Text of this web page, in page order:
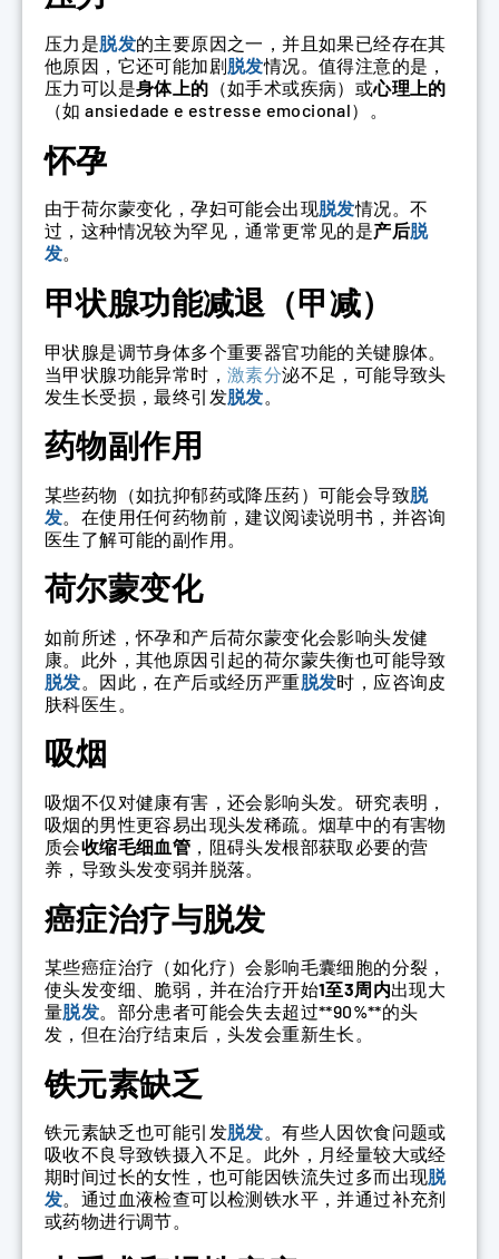
压力是脱发的主要原因之一，并且如果已经存在其
他原因，它还可能加剧脱发情况。值得注意的是，
压力可以是身体上的 （如手术或疾病）或心理上的
（如 ansiedade e estresse emocional）。
怀孕
由于荷尔蒙变化，孕妇可能会出现脱发情况。不
过，这种情况较为罕见，通常更常见的是产后脱
发。
甲状腺功能减退（甲减）
甲状腺是调节身体多个重要器官功能的关键腺体。
当甲状腺功能异常时， 激素分泌不足，可能导致头
发生长受损，最终引发脱发
药物副作用
某些药物（如抗抑郁药或降压药）可能会导致脱
发 。在使用任何药物前，建议阅读说明书，并咨询
医生了解可能的副作用。
荷尔蒙变化
如前所述，怀孕和产后荷尔蒙变化会影响头发健
康。此外，其他原因引起的荷尔蒙失衡也可能导致
脱发。因此，在产后或经历严重脱发时，应咨询皮
肤科医生。
吸烟
吸烟不仅对健康有害，还会影响头发。研究表明，
吸烟的男性更容易出现头发稀疏。烟草中的有害物
质会收缩毛细血管 ，阻碍头发根部获取必要的营
养，导致头发变弱并脱落。
癌症治疗与脱发
某些癌症治疗（如化疗）会影响毛囊细胞的分裂，
使头发变细、脆弱，并在治疗开始1至3周内出现大
量脱发。部分患者可能会失去超过**90%**的头
发，但在治疗结束后，头发会重新生长。
铁元素缺乏
铁元素缺乏也可能引发脱发。有些人因饮食问题或
吸收不良导致铁摄入不足。此外，月经量较大或经
期时间过长的女性，也可能因铁流失过多而出现脱
发。通过血液检查可以检测铁水平，并通过补充剂
或药物进行调节。